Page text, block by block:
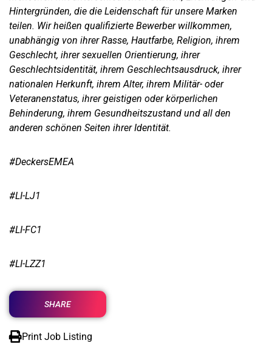
Hintergründen, die die Leidenschaft für unsere Marken
teilen. Wir heißen qualifizierte Bewerber willkommen,
unabhängig von ihrer Rasse, Hautfarbe, Religion, ihrem
Geschlecht, ihrer sexuellen Orientierung, ihrer
Geschlechtsidentität, ihrem Geschlechtsausdruck, ihrer
nationalen Herkunft, ihrem Alter, ihrem Militär- oder
Veteranenstatus, ihrer geistigen oder körperlichen
Behinderung, ihrem Gesundheitszustand und all den
anderen schönen Seiten ihrer Identität.
#DeckersEMEA
#LI-LJ1
#LI-FC1
#LI-LZZ1
SHARE
Print Job Listing